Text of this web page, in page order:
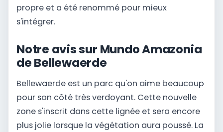
propre et a été renommé pour mieux
s'intégrer.
Notre avis sur Mundo Amazonia
de Bellewaerde
Bellewaerde est un parc qu'on aime beaucoup
pour son côté très verdoyant. Cette nouvelle
zone s'inscrit dans cette lignée et sera encore
plus jolie lorsque la végétation aura poussé. La